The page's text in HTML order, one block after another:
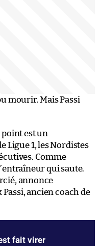
mourir. Mais Passi
point est un
Ligue 1, les Nordistes
Comme
qui saute.
annonce
Passi, ancien coach de
fait virer